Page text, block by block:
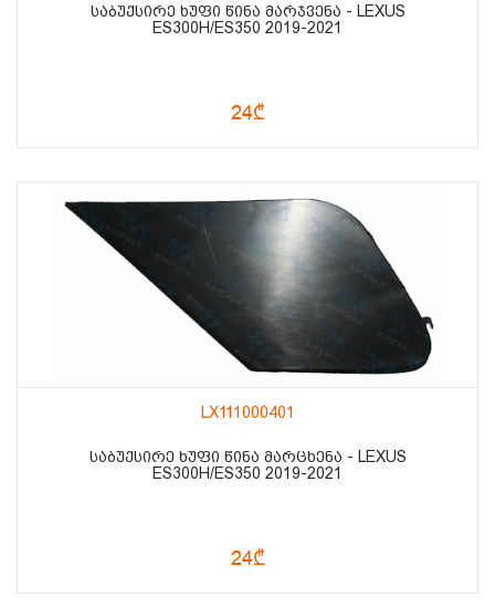
ᲡᲐᲑᲣᲥᲡᲘᲠᲔ ᲮᲣᲤᲘ ᲬᲘᲜᲐ ᲛᲐᲠᲯᲕᲔᲜᲐ - LEXUS
ES300H/ES350 2019-2021
24₾
LX111000401
ᲡᲐᲑᲣᲥᲡᲘᲠᲔ ᲮᲣᲤᲘ ᲬᲘᲜᲐ ᲛᲐᲠᲪᲮᲔᲜᲐ - LEXUS
ES300H/ES350 2019-2021
24₾